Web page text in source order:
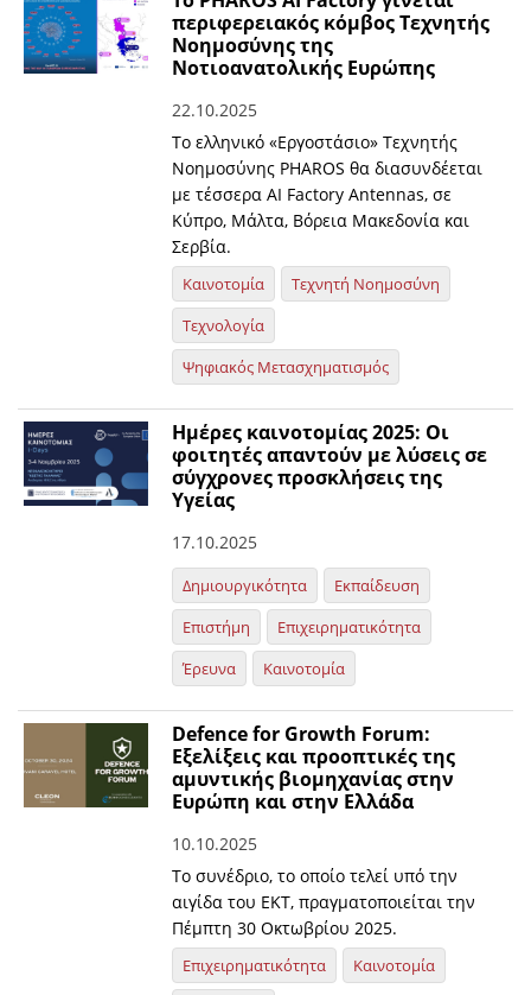
περιφερειακός κόμβος Τεχνητής
Νοημοσύνης της
Nοτιοανατολικής Ευρώπης
22.10.2025
Το ελληνικό «Εργοστάσιο» Τεχνητής
Νοημοσύνης PHAROS θα διασυνδέεται
με τέσσερα AI Factory Antennas, σε
Κύπρο, Μάλτα, Βόρεια Μακεδονία και
Σερβία.
Καινοτομία
Τεχνητή Νοημοσύνη
Τεχνολογία
Ψηφιακός Μετασχηματισμός
Ημέρες καινοτομίας 2025: Oι
φοιτητές απαντούν με λύσεις σε
σύγχρονες προσκλήσεις της
Υγείας
17.10.2025
Δημιουργικότητα
Εκπαίδευση
Επιστήμη
Επιχειρηματικότητα
Έρευνα
Καινοτομία
Defence for Growth Forum:
Εξελίξεις και προοπτικές της
αμυντικής βιομηχανίας στην
Ευρώπη και στην Ελλάδα
10.10.2025
Το συνέδριο, το οποίο τελεί υπό την
αιγίδα του ΕΚΤ, πραγματοποιείται την
Πέμπτη 30 Οκτωβρίου 2025.
Επιχειρηματικότητα
Καινοτομία